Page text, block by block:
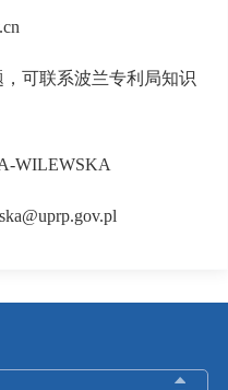
可联系波兰专利局知识
WILEWSKA